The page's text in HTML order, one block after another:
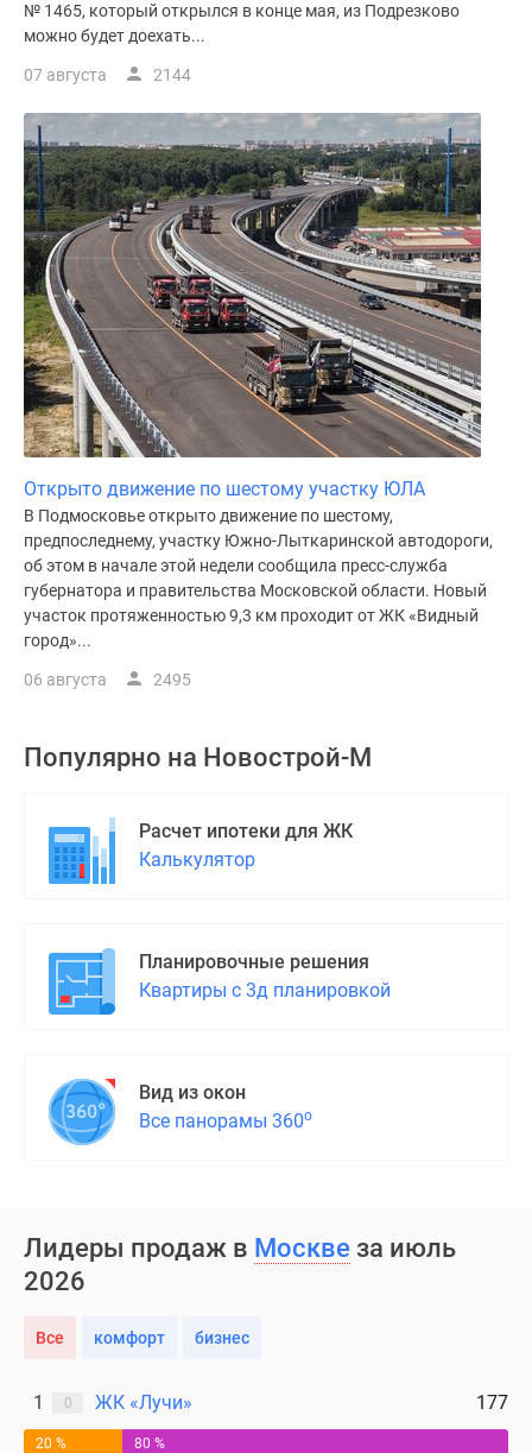
№ 1465, который открылся в конце мая, из Подрезково
можно будет доехать...
07 августа 2144
Открыто движение по шестому участку ЮЛА
В Подмосковье открыто движение по шестому,
предпоследнему, участку Южно-Лыткаринской автодороги,
об этом в начале этой недели сообщила пресс-служба
губернатора и правительства Московской области. Новый
участок протяженностью 9,3 км проходит от ЖК «Видный
город»...
06 августа 2495
Популярно на Новострой-М
Расчет ипотеки для ЖК
Калькулятор
Планировочные решения
Квартиры с 3д планировкой
Вид из окон
Все панорамы 360о
Лидеры продаж в Москве за июль
2026
Все комфорт бизнес
1 0 ЖК «Лучи» 177
20 % 80 %